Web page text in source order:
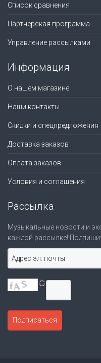
Список сравнения
Партнерская программа
Управление рассылками
Информация
О нашем магазине
Наши контакты
Скидки и спецпредложения
Доставка заказов
Оплата заказов
Условия и соглашения
Рассылка
Музыкальные новости и
каждой рассылке!